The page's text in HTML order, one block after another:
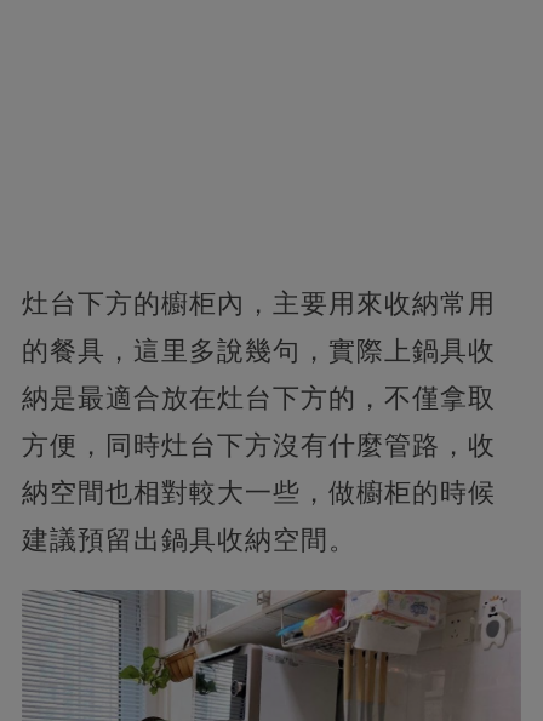
灶台下方的櫥柜內，主要用來收納常用
的餐具，這里多說幾句，實際上鍋具收
納是最適合放在灶台下方的，不僅拿取
方便，同時灶台下方沒有什麼管路，收
納空間也相對較大一些，做櫥柜的時候
建議預留出鍋具收納空間。